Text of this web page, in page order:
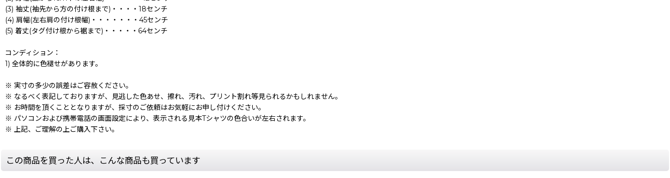
(3) 袖丈(袖先から方の付け根まで)・・・・18センチ
(4) 肩幅(左右肩の付け根幅)・・・・・・・45センチ
(5) 着丈(タグ付け根から裾まで)・・・・・64センチ
コンディション：
1) 全体的に色褪せがあります。
※ 実寸の多少の誤差はご容赦ください。
※ なるべく表記しておりますが、見逃した色あせ、擦れ、汚れ、プリント割れ等見られるかもしれません。
※ お時間を頂くこととなりますが、採寸のご依頼はお気軽にお申し付けください。
※ パソコンおよび携帯電話の画面設定により、表示される見本Tシャツの色合いが左右されます。
※ 上記、ご理解の上ご購入下さい。
この商品を買った人は、こんな商品も買っています